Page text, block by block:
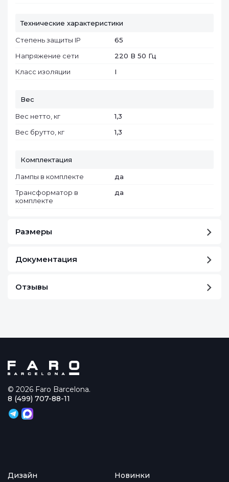
Технические характеристики
Степень защиты IP
65
Напряжение сети
220 В 50 Гц
Класс изоляции
I
Вес
Вес нетто, кг
1,3
Вес брутто, кг
1,3
Комплектация
Лампы в комплекте
да
Трансформатор в
комплекте
да
Размеры
Документация
Отзывы
© 2026 Faro Barcelona.
Дизайн
Новинки
8 (499) 707-88-11